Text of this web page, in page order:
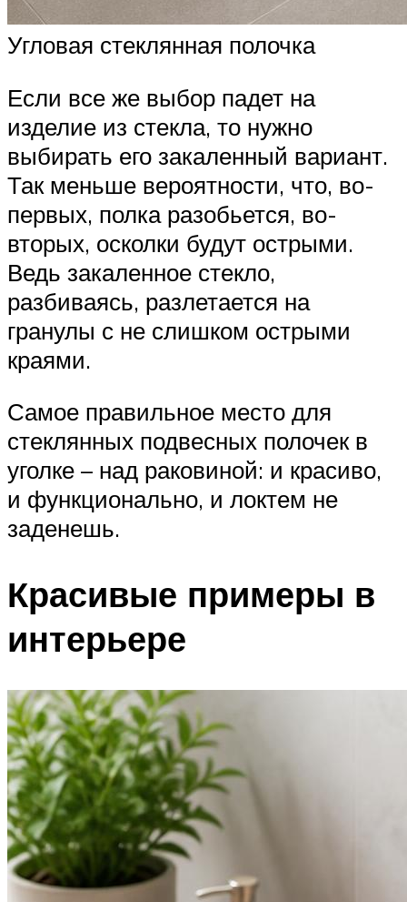
Угловая стеклянная полочка
Если все же выбор падет на
изделие из стекла, то нужно
выбирать его закаленный вариант.
Так меньше вероятности, что, во-
первых, полка разобьется, во-
вторых, осколки будут острыми.
Ведь закаленное стекло,
разбиваясь, разлетается на
гранулы с не слишком острыми
краями.
Самое правильное место для
стеклянных подвесных полочек в
уголке – над раковиной: и красиво,
и функционально, и локтем не
заденешь.
Красивые примеры в
интерьере